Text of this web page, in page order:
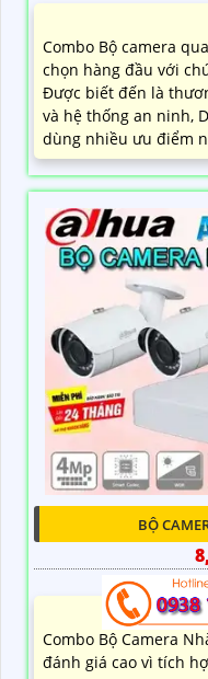
Combo Bộ camera
chọn hàng đầu với
Được biết đến là
và hệ thống an ninh,
dùng nhiều ưu điểm
BỘ
Combo Bộ Camera
đánh giá cao vì tích